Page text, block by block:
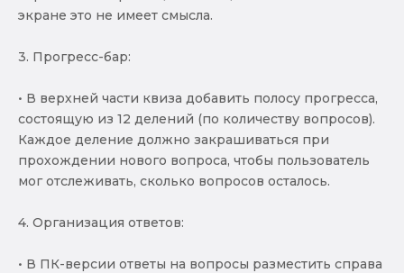
экране это не имеет смысла.
3. Прогресс-бар:
• В верхней части квиза добавить полосу прогресса,
состоящую из 12 делений (по количеству вопросов).
Каждое деление должно закрашиваться при
прохождении нового вопроса, чтобы пользователь
мог отслеживать, сколько вопросов осталось.
4. Организация ответов:
• В ПК-версии ответы на вопросы разместить справа